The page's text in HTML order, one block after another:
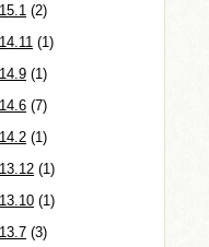
(2)
(1)
(1)
(7)
(1)
(1)
(1)
(3)